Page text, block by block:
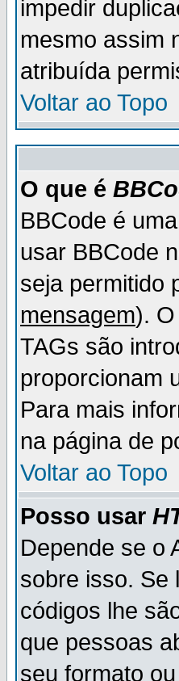
impedir
mesmo assim
atribuída
Voltar ao Topo
O que é
BBCode é
usar BBCode
seja permitido
mensagem).
TAGs são
proporcionam
Para mais
na página de
Voltar ao Topo
Posso usar
Depende se o
sobre isso. Se
códigos lhe
que pessoas
seu formato